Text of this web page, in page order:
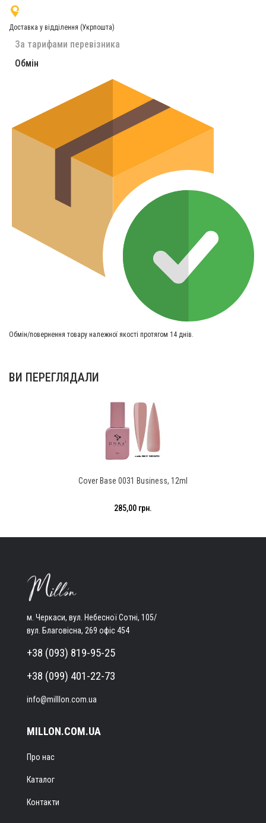
Доставка у відділення (Укрпошта)
За тарифами перевізника
Обмін
Обмін/повернення товару належної якості протягом 14 днів.
ВИ ПЕРЕГЛЯДАЛИ
Cover Base 0031 Business, 12ml
285,00 грн.
м. Черкаси, вул. Небесної Сотні, 105/
вул. Благовісна, 269 офіс 454
+38 (093) 819-95-25
+38 (099) 401-22-73
info@milllon.com.ua
MILLON.COM.UA
Про нас
Каталог
Контакти